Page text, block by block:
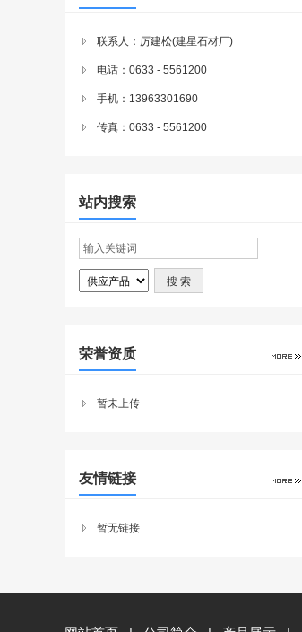
联系人：厉建松(建星石材厂)
电话：0633 - 5561200
手机：13963301690
传真：0633 - 5561200
站内搜索
荣誉资质
暂未上传
友情链接
暂无链接